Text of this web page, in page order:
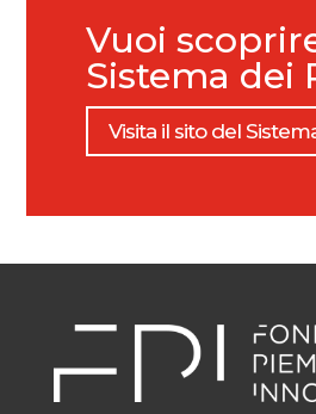
Vuoi
Sistema dei
Visita il sito del